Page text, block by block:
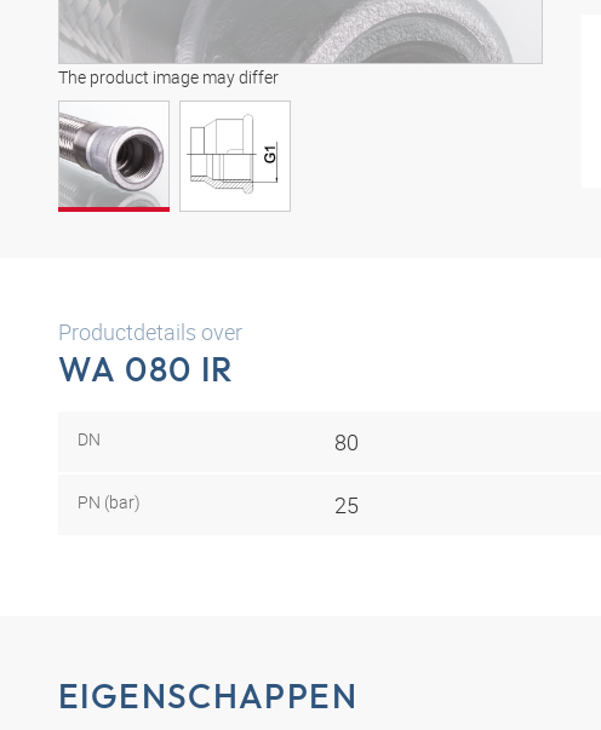
The product image may differ
Productdetails over
WA 080 IR
DN 80
PN (bar) 25
EIGENSCHAPPEN